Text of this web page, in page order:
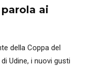
ai
della Coppa del
Udine, i nuovi gusti